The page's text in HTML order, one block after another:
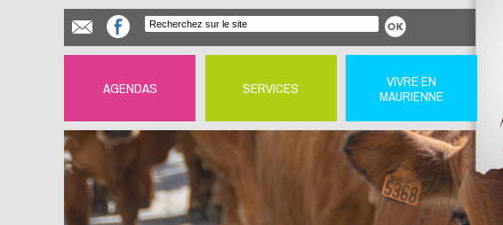
AGENDAS SERVICES
VIVRE EN
MAURIENNE